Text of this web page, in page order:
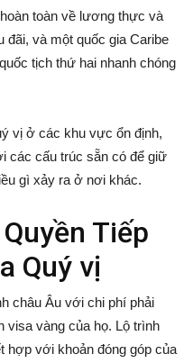
toàn về lương thực và
đãi, và một quốc gia Caribe
tịch thứ hai nhanh chóng
vị ở các khu vực ổn định,
các cấu trúc sẵn có để giữ
gì xảy ra ở nơi khác.
Tiếp
Quý vị
châu Âu với chi phí phải
visa vàng của họ. Lộ trình
hợp với khoản đóng góp của